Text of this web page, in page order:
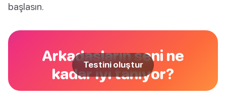
başlasın.
Arkadaşların seni ne
kadar iyi tanıyor?
Testini oluştur